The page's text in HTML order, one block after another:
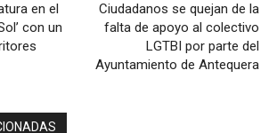
en el
con un
Ciudadanos se quejan de la
falta de apoyo al colectivo
LGTBI por parte del
Ayuntamiento de Antequera